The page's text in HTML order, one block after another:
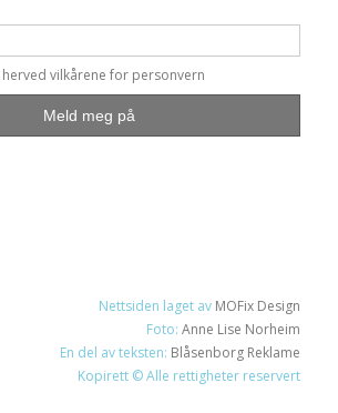
herved vilkårene for personvern
Nettsiden laget av MOFix Design
Foto:Anne Lise Norheim
En del av teksten: Blåsenborg Reklame
Kopirett © Alle rettigheter reservert